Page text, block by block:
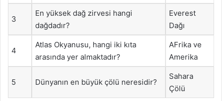
3
En yüksek dağ zirvesi hangi
dağdadır?
Everest
Dağı
4
Atlas Okyanusu, hangi iki kıta
arasında yer almaktadır?
AFrika ve
Amerika
5 Dünyanın en büyük çölü neresidir?
Sahara
Çölü